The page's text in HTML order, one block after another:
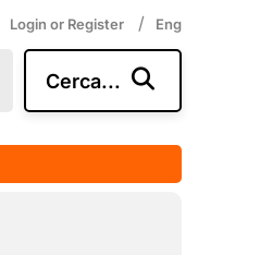
Login or Register / Eng
Cerca...